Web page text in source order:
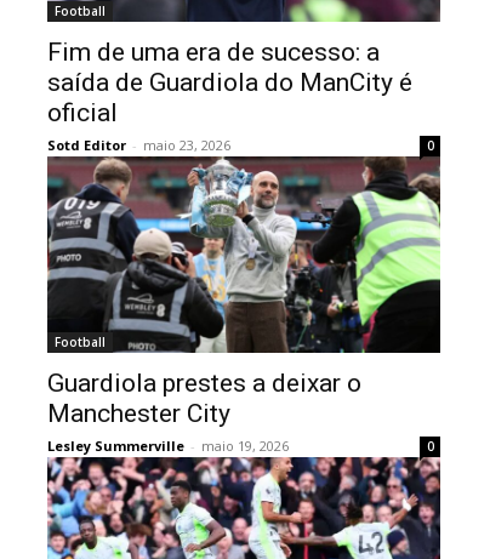
Football
Fim de uma era de sucesso: a
saída de Guardiola do ManCity é
oficial
Sotd Editor - maio 23, 2026 0
Football
Guardiola prestes a deixar o
Manchester City
Lesley Summerville - maio 19, 2026 0